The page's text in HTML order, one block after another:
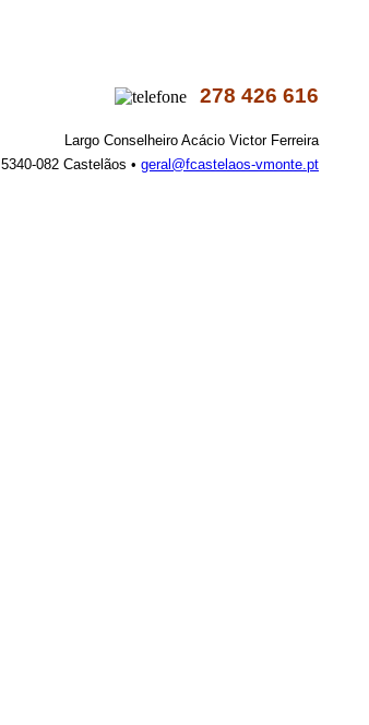
278 426 616
Largo Conselheiro Acácio Victor Ferreira
5340-082 Castelãos • geral@fcastelaos-vmonte.pt